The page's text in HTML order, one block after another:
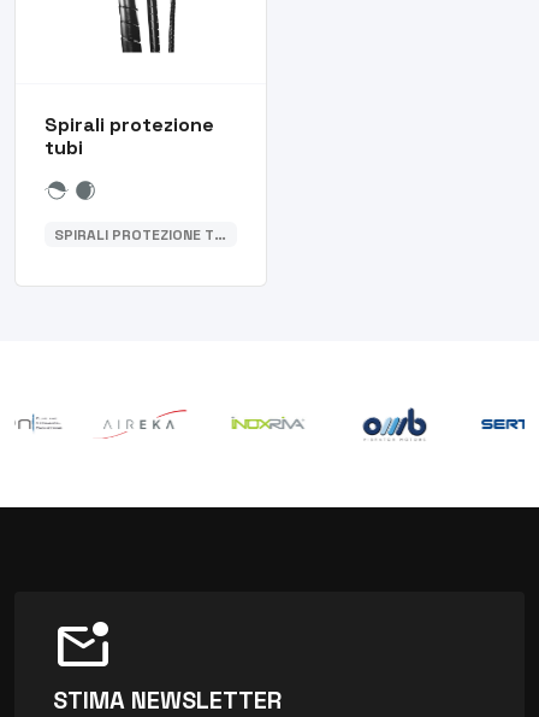
Spirali protezione
tubi
SPIRALI PROTEZIONE TUBI
mark_email_unread
STIMA NEWSLETTER